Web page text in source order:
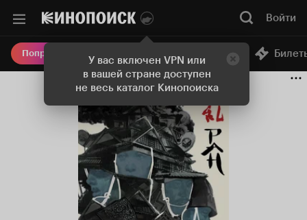
У вас включен VPN или
в вашей стране доступен
не весь каталог Кинопоиска
Войти
Попробовать Плюс Онлайн-кинотеатр